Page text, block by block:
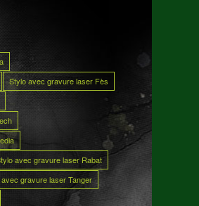
Stylo avec gravure laser Fès
avec gravure laser Rabat
gravure laser Tanger